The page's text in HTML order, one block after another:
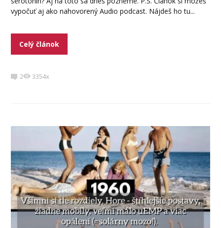
vypočuť aj ako nahovorený Audio podcast. Nájdeš ho tu...
Celý článok
2 3354x